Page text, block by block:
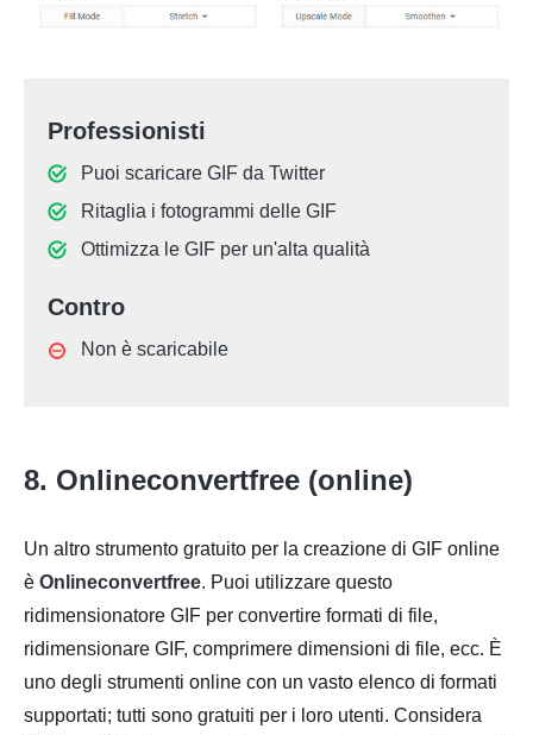
Professionisti
Puoi scaricare GIF da Twitter
Ritaglia i fotogrammi delle GIF
Ottimizza le GIF per un'alta qualità
Contro
Non è scaricabile
8. Onlineconvertfree (online)
Un altro strumento gratuito per la creazione di GIF online
è Onlineconvertfree. Puoi utilizzare questo
ridimensionatore GIF per convertire formati di file,
ridimensionare GIF, comprimere dimensioni di file, ecc. È
uno degli strumenti online con un vasto elenco di formati
supportati; tutti sono gratuiti per i loro utenti. Considera